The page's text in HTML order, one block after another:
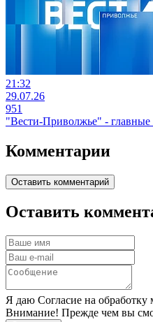
21:32
29.07.26
951
"Вести-Приволжье" - главные
Комментарии
Оставить комментарий
Оставить
Я даю Согласие на обработку
Внимание! Прежде чем вы